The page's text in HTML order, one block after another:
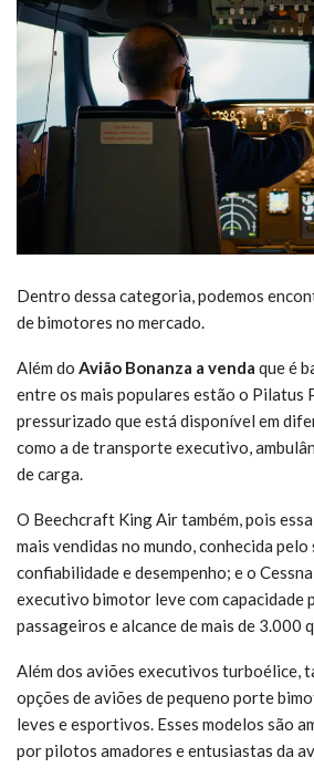
Dentro dessa categoria, podemos
de bimotores no mercado.
Além do Avião Bonanza a venda que é
entre os mais populares estão o Pilatus
pressurizado que está disponível em
como a de transporte executivo,
de carga.
O Beechcraft King Air também, pois
mais vendidas no mundo, conhecida
confiabilidade e desempenho; e o
executivo bimotor leve com capacidade
passageiros e alcance de mais de 3.000
Além dos aviões executivos turboélice,
opções de aviões de pequeno porte
leves e esportivos. Esses modelos são
por pilotos amadores e entusiastas da